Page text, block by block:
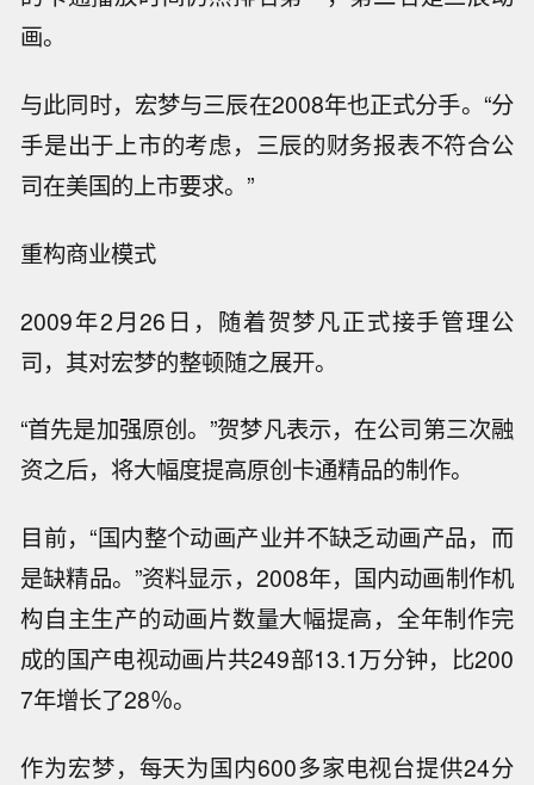
画。
与此同时，宏梦与三辰在2008年也正式分手。“分
手是出于上市的考虑，三辰的财务报表不符合公
司在美国的上市要求。”
重构商业模式
2009年2月26日，随着贺梦凡正式接手管理公
司，其对宏梦的整顿随之展开。
“首先是加强原创。”贺梦凡表示，在公司第三次融
资之后，将大幅度提高原创卡通精品的制作。
目前，“国内整个动画产业并不缺乏动画产品，而
是缺精品。”资料显示，2008年，国内动画制作机
构自主生产的动画片数量大幅提高，全年制作完
成的国产电视动画片共249部13.1万分钟，比200
7年增长了28％。
作为宏梦，每天为国内600多家电视台提供24分